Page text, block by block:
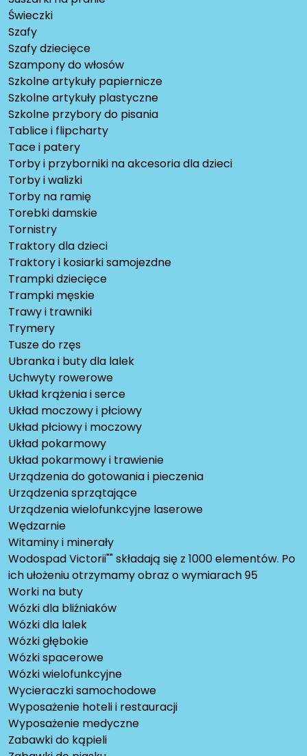
Świeczki
Szafy
Szafy dziecięce
Szampony do włosów
Szkolne artykuły papiernicze
Szkolne artykuły plastyczne
Szkolne przybory do pisania
Tablice i flipcharty
Tace i patery
Torby i przyborniki na akcesoria dla dzieci
Torby i walizki
Torby na ramię
Torebki damskie
Tornistry
Traktory dla dzieci
Traktory i kosiarki samojezdne
Trampki dziecięce
Trampki męskie
Trawy i trawniki
Trymery
Tusze do rzęs
Ubranka i buty dla lalek
Uchwyty rowerowe
Układ krążenia i serce
Układ moczowy i płciowy
Układ płciowy i moczowy
Układ pokarmowy
Układ pokarmowy i trawienie
Urządzenia do gotowania i pieczenia
Urządzenia sprzątające
Urządzenia wielofunkcyjne laserowe
Wędzarnie
Witaminy i minerały
Wodospad Victorii"" składają się z 1000 elementów. Po
ich ułożeniu otrzymamy obraz o wymiarach 95
Worki na buty
Wózki dla bliźniaków
Wózki dla lalek
Wózki głębokie
Wózki spacerowe
Wózki wielofunkcyjne
Wycieraczki samochodowe
Wyposażenie hoteli i restauracji
Wyposażenie medyczne
Zabawki do kąpieli